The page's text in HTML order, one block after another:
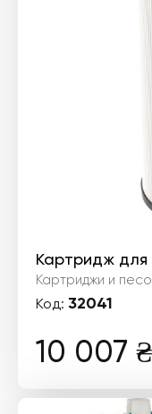
Картридж для
Картриджи и
Код: 32041
10 007 ₴